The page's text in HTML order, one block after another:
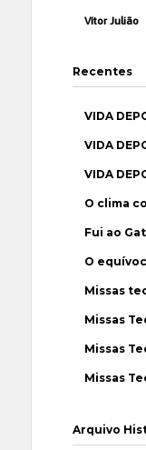
Vítor Julião
Recentes
VIDA
VIDA
VIDA
O clima
Fui ao
O
Missas
Missas
Missas
Missas
Arquivo